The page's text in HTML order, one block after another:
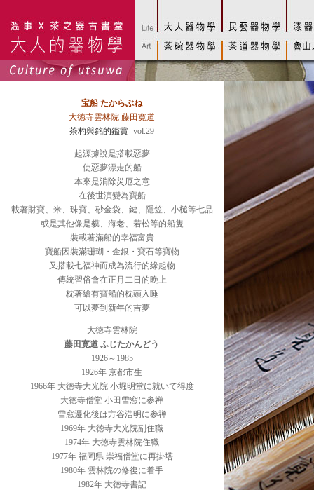
宝船 たからぶね
大徳寺雲林院 藤田寛道
茶杓與銘的鑑賞 -vol.29
起源據說是搭載惡夢
使惡夢漂走的船
本來是消除災厄之意
在後世演變為寶船
載著財寶、米、珠寶、砂金袋、鍵、隱笠、小槌等七品
或是其他像是貘、海老、若松等的船隻
裝載著滿船的幸福富貴
寶船因裝滿珊瑚・金銀・寶石等寶物
又搭載七福神而成為流行的緣起物
傳統習俗會在正月二日的晚上
枕著繪有寶船的枕頭入睡
可以夢到新年的吉夢
大徳寺雲林院
藤田寛道 ふじたかんどう
1926～1985
1926年 京都市生
1966年 大徳寺大光院 小堀明堂に就いて得度
大徳寺僧堂 小田雪窓に参禅
雪窓遷化後は方谷浩明に参禅
1969年 大徳寺大光院副住職
1974年 大徳寺雲林院住職
1977年 福岡県 崇福僧堂に再掛塔
1980年 雲林院の修復に着手
1982年 大徳寺書記